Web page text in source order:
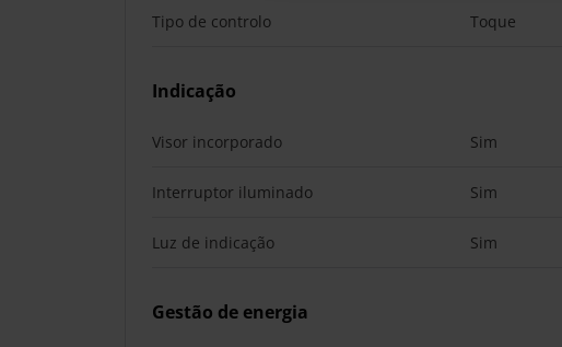
Tipo de controlo Toque
Indicação
Visor incorporado Sim
Interruptor iluminado Sim
Luz de indicação Sim
Gestão de energia